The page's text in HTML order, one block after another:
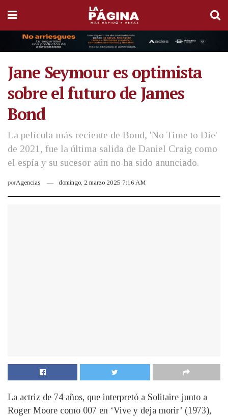
Jane Seymour es optimista
sobre el futuro de James
Bond
La película más reciente de Bond, 'No Time to Die'
de 2021, fue la última salida de Daniel Craig como
el espía y su sucesor aún no ha sido anunciado.
porAgencias domingo, 2 marzo 2025 7:16 AM
La actriz de 74 años, que interpretó a Solitaire junto a
Roger Moore como 007 en ‘Vive y deja morir’ (1973),